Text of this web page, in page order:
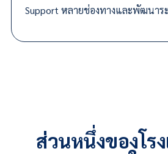
Support หลายช่องทางและพัฒนาร
ส่วนหนึ่งของโร